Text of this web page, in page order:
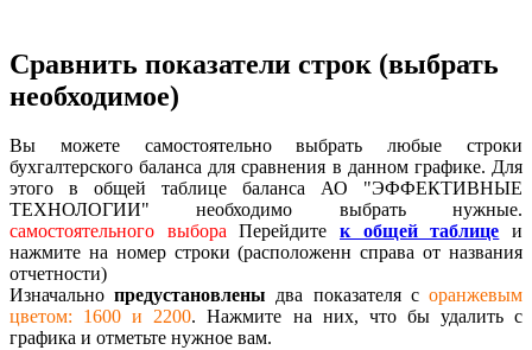
Сравнить показатели строк (выбрать
необходимое)
Вы можете самостоятельно выбрать любые строки
бухгалтерского баланса для сравнения в данном графике. Для
этого в общей таблице баланса АО "ЭФФЕКТИВНЫЕ
ТЕХНОЛОГИИ" необходимо выбрать нужные.
самостоятельного выбораПерейдитек общей таблице и
нажмите на номер строки (расположенн справа от названия
отчетности)
Изначальнопредустановлены два показателя соранжевым
цветом: 1600 и 2200. Нажмите на них, что бы удалить с
графика и отметьте нужное вам.